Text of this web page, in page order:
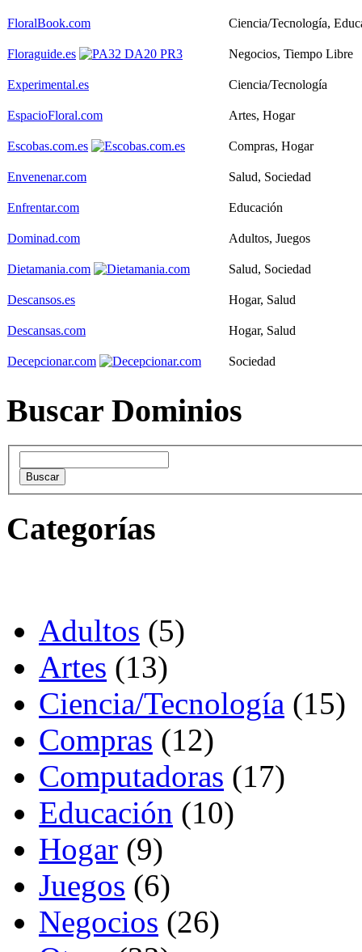
FloralBook.com Ciencia/Tecnología,
Floraguide.es Negocios, Tiempo Libre
Experimental.es Ciencia/Tecnología
EspacioFloral.com Artes, Hogar
Escobas.com.es Compras, Hogar
Envenenar.com Salud, Sociedad
Enfrentar.com Educación
Dominad.com Adultos, Juegos
Dietamania.com Salud, Sociedad
Descansos.es Hogar, Salud
Descansas.com Hogar, Salud
Decepcionar.com Sociedad
Buscar Dominios
Categorías
Adultos (5)
Artes (13)
Ciencia/Tecnología (15)
Compras (12)
Computadoras (17)
Educación (10)
Hogar (9)
Juegos (6)
Negocios (26)